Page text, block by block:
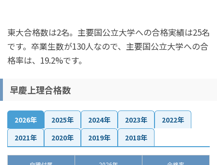
東大合格数は2名。主要国公立大学への合格実績は25名
です。卒業生数が130人なので、主要国公立大学への合
格率は、19.2%です。
早慶上理合格数
2026年 2025年 2024年 2023年
2022年
2021年
2020年 2019年 2018年